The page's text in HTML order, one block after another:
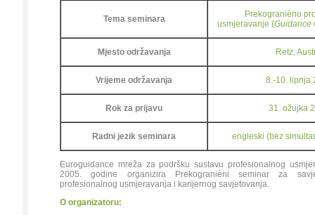
Tema seminara
Prekogranièno
usmjeravanje (Guidance
Mjesto održavanja Retz,
Vrijeme održavanja 8.-10. lipnja
Rok za prijavu 31. ožujka
Radni jezik seminara engleski (bez
Euroguidance mreža za podršku sustavu profesionalnog
2005. godine organizira Prekogranièni seminar za
profesionalnog usmjeravanja i karijernog savjetovanja.
O organizatoru: